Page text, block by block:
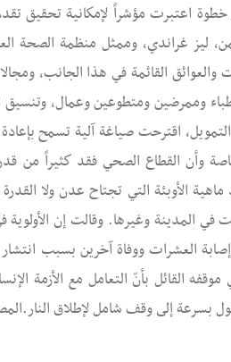
خطوة اعتبرت مؤشراً لإمكانية تحقيق
ليز غراندي، وممثل منظمة الصحة
والعوائق القائمة في هذا الجانب،
وممرضين ومتطوعين وعمال، وتنسيق
اقترحت صياغة آلية تسمح
وأن القطاع الصحي فقد كثيراً من
الأوبئة التي تجتاح عدن ولا
المدينة وغيرها. وقالت إن
العشرات ووفاة آخرين بسبب
القائل بأنّ التعامل مع الأزمة
إلى وقف شامل لإطلاق